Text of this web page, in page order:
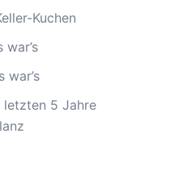
Kuchen
war’s
war’s
letzten 5 Jahre